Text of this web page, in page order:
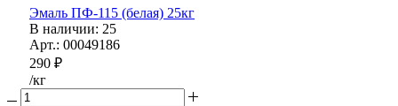
Эмаль ПФ-115 (белая) 25кг
В наличии: 25
Арт.: 00049186
290 ₽
/кг